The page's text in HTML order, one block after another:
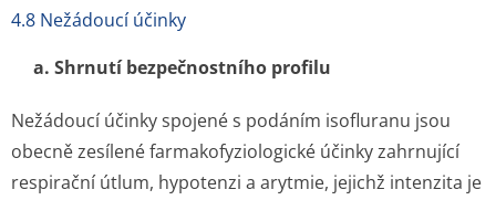
4.8 Nežádoucí účinky
a. Shrnutí bezpečnostního profilu
Nežádoucí účinky spojené s podáním isofluranu jsou
obecně zesílené farmakofyziologické účinky zahrnující
respirační útlum, hypotenzi a arytmie, jejichž intenzita je